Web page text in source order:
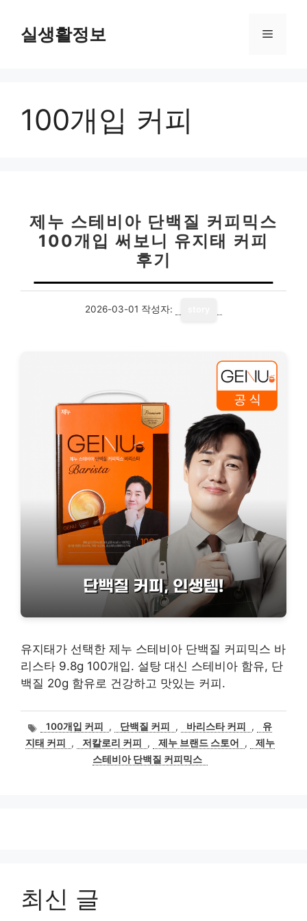
실생활정보 메
100개입 커피
제누 스테비아 단백질 커피믹스
100개입 써보니 유지태 커피
후기
2026-03-01 작성자:
유지태가 선택한 제누 스테비아 단백질 커피믹스 바
리스타 9.8g 100개입. 설탕 대신 스테비아 함유, 단
백질 20g 함유로 건강하고 맛있는 커피.
태
그
100개입 커피 , 단백질 커피 , 바리스타 커피 ,
유
지태 커피
, 저칼로리 커피 , 제누 브랜드 스토어 ,
제누
스테비아 단백질 커피믹스
최신 글